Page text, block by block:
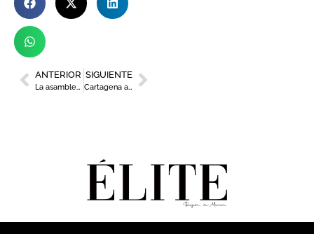
ANTERIOR
La asamblea de EuroToques pone en valor la gastronomía regional
SIGUIENTE
Cartagena abre el plazo de presentación de propuestas para La Noche de los Museos